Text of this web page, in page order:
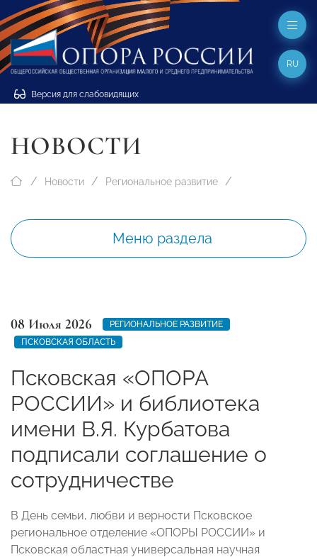
Версия для слабовидящих
RU
НОВОСТИ
Новости Региональное развитие
Меню раздела
08 Июля 2026
РЕГИОНАЛЬНОЕ РАЗВИТИЕ
ПСКОВСКАЯ ОБЛАСТЬ
Псковская «ОПОРА
РОССИИ» и библиотека
имени В.Я. Курбатова
подписали соглашение о
сотрудничестве
В День семьи, любви и верности Псковское
региональное отделение «ОПОРЫ РОССИИ» и
Псковская областная универсальная научная